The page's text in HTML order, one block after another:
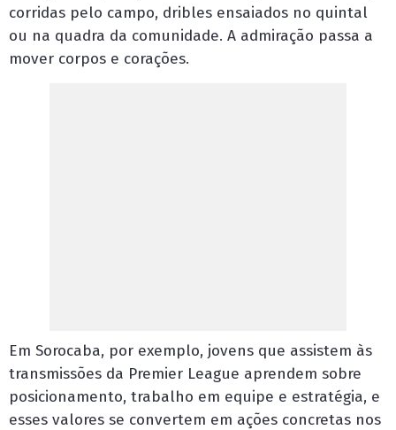
corridas pelo campo, dribles ensaiados no quintal
ou na quadra da comunidade. A admiração passa a
mover corpos e corações.
Em Sorocaba, por exemplo, jovens que assistem às
transmissões da Premier League aprendem sobre
posicionamento, trabalho em equipe e estratégia, e
esses valores se convertem em ações concretas nos